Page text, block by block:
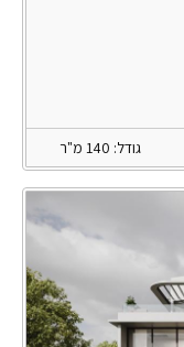
גודל: 140 מ"ר